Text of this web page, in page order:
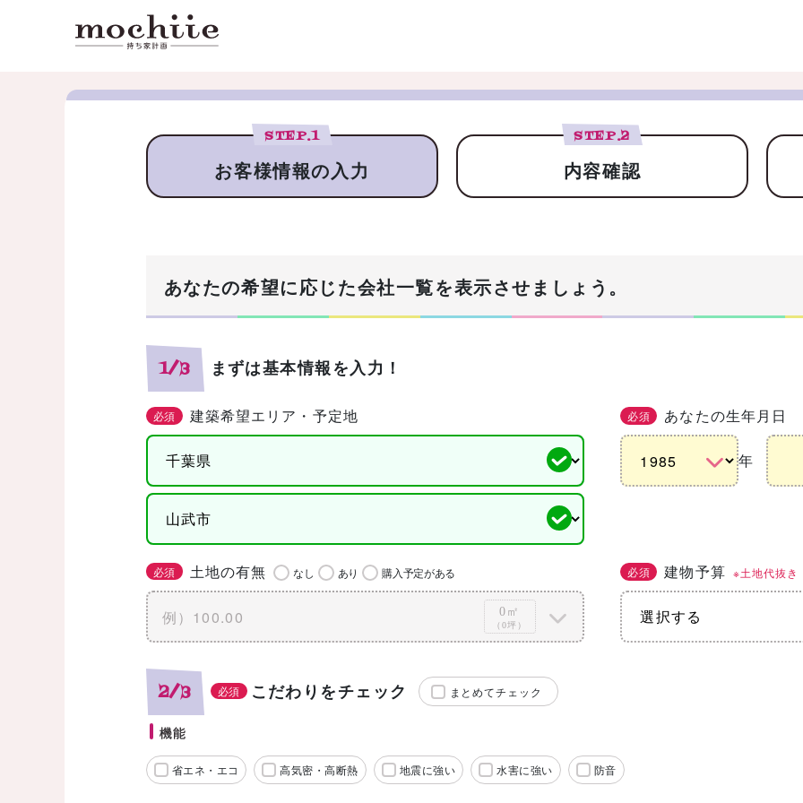
STEP.1
お客様情報の入力
STEP.2
内容確認
あなたの希望に応じた会社一覧を表示させましょう。
1/3 まずは基本情報を入力！
必須 建築希望エリア・予定地 必須 あなたの生年月日
年
必須 土地の有無 なし あり 購入予定がある
0㎡
（0坪）
必須 建物予算 ※土地代抜き
2/3 必須 こだわりをチェック まとめてチェック
機能
省エネ・エコ 高気密・高断熱 地震に強い 水害に強い 防音